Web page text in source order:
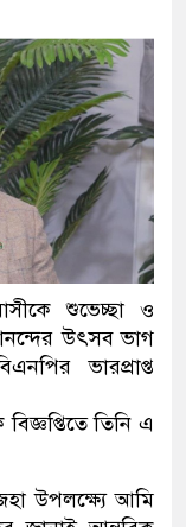
শুভেচ্ছা ও
উৎসব ভাগ
ভারপ্রাপ্ত
তিনি এ
উপলক্ষ্যে আমি